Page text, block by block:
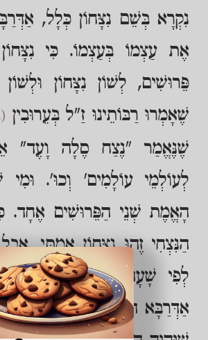
נִקְרָא בְּשֵׁם נִצָּחוֹן כְּלָל,
אֶת עַצְמוֹ בְּעַצְמוֹ. כִּי
פֵּרוּשִׁים, לְשׁוֹן נִצָּחוֹן
שֶׁאָמְרוּ רַבּוֹתֵינוּ זַ"ל בְּעֵרוּבִין
שֶׁנֶּאֱמַר "נֶצַח סֶלָה וָעֶד"
לְעוֹלְמֵי עוֹלָמִים' וְכוּ'.
הָאֱמֶת שְׁנֵי הַפֵּרוּשִׁים אֶחָד.
הַנִּצְחִי זֶהוּ נִצָּחוֹן אֲמִתִּי,
לְפִי שָׁעָה בְּזֶה הָעוֹלָם
אַדְּרַבָּא הוּא מְנַצֵּחַ אֶת